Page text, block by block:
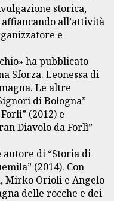
storica,
all’attività
e
ha pubblicato
Sforza. Leonessa di
Le altre
di Bologna”
(2012) e
Diavolo da Forlì”
autore di “Storia di
(2014). Con
Mirko Orioli e Angelo
delle rocche e dei